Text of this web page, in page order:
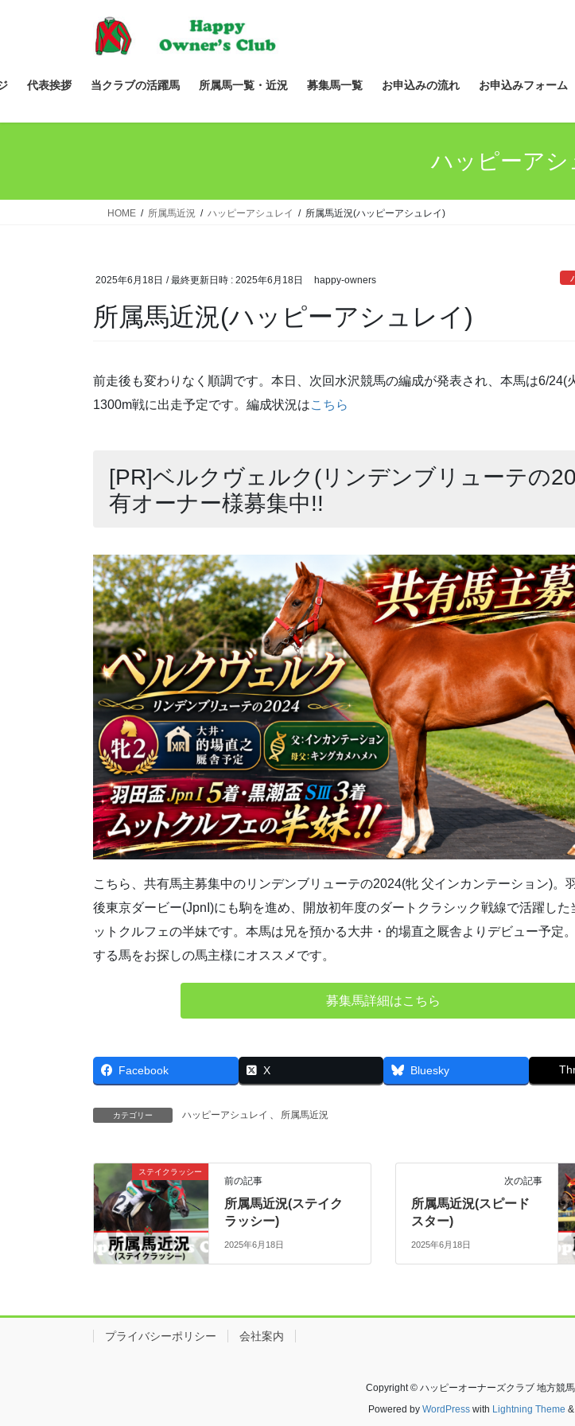
ツ
ス
シ
ン
代表挨拶 当クラブの活躍馬 所属馬一覧・近況 募集馬一覧 お申込みの流れ お申込みフォーム
ハッピーアシ
HOME 所属馬近況 ハッピーアシュレイ 所属馬近況(ハッピーアシュレイ)
2025年6月18日 / 最終更新日時 : 2025年6月18日 happy-owners
所属馬近況(ハッピーアシュレイ)
前走後も変わりなく順調です。本日、次回水沢競馬の編成が発表され、本馬は6/24(
1300m戦に出走予定です。編成状況はこちら
[PR]ベルクヴェルク(リンデンブリューテの
有オーナー様募集中!!
こちら、共有馬主募集中のリンデンブリューテの2024(牝 父インカンテーション)。
後東京ダービー(JpnI)にも駒を進め、開放初年度のダートクラシック戦線で活躍した
ットクルフェの半妹です。本馬は兄を預かる大井・的場直之厩舎よりデビュー予定
する馬をお探しの馬主様にオススメです。
募集馬詳細はこちら
Facebook X Bluesky
カテゴリー ハッピーアシュレイ 、 所属馬近況
ステイクラッシー
前の記事
所属馬近況(ステイク
ラッシー)
2025年6月18日
次の記事
所属馬近況(スピード
スター)
2025年6月18日
プライバシーポリシー 会社案内
Copyright © ハッピーオーナーズクラブ 地方競
Powered by WordPresswith Lightning Theme &